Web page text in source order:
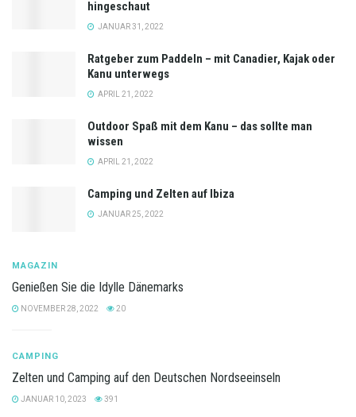
hingeschaut
JANUAR 31, 2022
Ratgeber zum Paddeln – mit Canadier, Kajak oder
Kanu unterwegs
APRIL 21, 2022
Outdoor Spaß mit dem Kanu – das sollte man
wissen
APRIL 21, 2022
Camping und Zelten auf Ibiza
JANUAR 25, 2022
MAGAZIN
Genießen Sie die Idylle Dänemarks
NOVEMBER 28, 2022 20
CAMPING
Zelten und Camping auf den Deutschen Nordseeinseln
JANUAR 10, 2023 391